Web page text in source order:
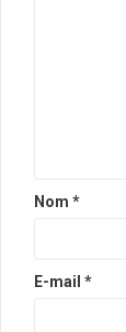
Nom *
E-mail *